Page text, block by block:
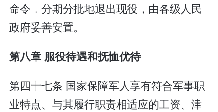
命令，分期分批地退出现役，由各级人民
政府妥善安置。
第八章 服役待遇和抚恤优待
第四十七条 国家保障军人享有符合军事职
业特点、与其履行职责相适应的工资、津